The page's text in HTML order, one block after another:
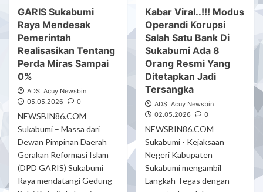
Di
Negara
Tengah
Yanto
Jagur
Terima
Aduan
Pekerja
Migran
(PMI)
Yang
Dilecehkan
Oleh
Di
Negara
Oman,
Dan
Menyasar
Masyarakat
Kecil
Terkait
Kasus
Tambang
Pasir
Laut
Di
lebak
Selatan,
GARIS Sukabumi
Raya Mendesak
Pemerintah
Realisasikan Tentang
Perda Miras Sampai
0%
ADS. Acuy Newsbin
05.05.2026
0
NEWSBIN86.COM
Sukabumi – Massa dari
Dewan Pimpinan Daerah
Gerakan Reformasi Islam
(DPD GARIS) Sukabumi
Raya mendatangi Gedung
Kabar Viral..!!! Modus
Operandi Korupsi
Salah Satu Bank Di
Sukabumi Ada 8
Orang Resmi Yang
Ditetapkan Jadi
Tersangka
ADS. Acuy Newsbin
02.05.2026
0
NEWSBIN86.COM
Sukabumi - Kejaksaan
Negeri Kabupaten
Sukabumi mengambil
Langkah Tegas dengan